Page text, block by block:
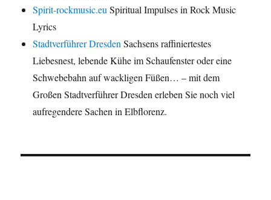
Spirit-rockmusic.euSpiritual Impulses in Rock Music
Lyrics
Stadtverführer DresdenSachsens raffiniertestes
Liebesnest, lebende Kühe im Schaufenster oder eine
Schwebebahn auf wackligen Füßen… – mit dem
Großen Stadtverführer Dresden erleben Sie noch viel
aufregendere Sachen in Elbflorenz.